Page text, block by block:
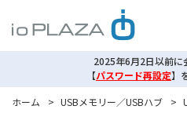
2025年6月2日以前に
【パスワード再設定】
ホーム
> USBメモリー／USBハブ >